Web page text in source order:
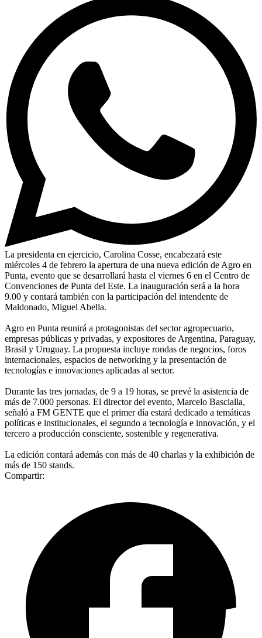
La presidenta en ejercicio, Carolina Cosse, encabezará este
miércoles 4 de febrero la apertura de una nueva edición de Agro en
Punta, evento que se desarrollará hasta el viernes 6 en el Centro de
Convenciones de Punta del Este. La inauguración será a la hora
9.00 y contará también con la participación del intendente de
Maldonado, Miguel Abella.
Agro en Punta reunirá a protagonistas del sector agropecuario,
empresas públicas y privadas, y expositores de Argentina, Paraguay,
Brasil y Uruguay. La propuesta incluye rondas de negocios, foros
internacionales, espacios de networking y la presentación de
tecnologías e innovaciones aplicadas al sector.
Durante las tres jornadas, de 9 a 19 horas, se prevé la asistencia de
más de 7.000 personas. El director del evento, Marcelo Bascialla,
señaló a FM GENTE que el primer día estará dedicado a temáticas
políticas e institucionales, el segundo a tecnología e innovación, y el
tercero a producción consciente, sostenible y regenerativa.
La edición contará además con más de 40 charlas y la exhibición de
más de 150 stands.
Compartir: